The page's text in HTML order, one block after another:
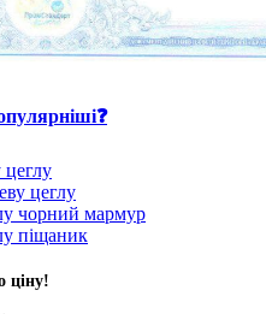
цеглу
цеглу
чорний мармур
піщаник
ціну!